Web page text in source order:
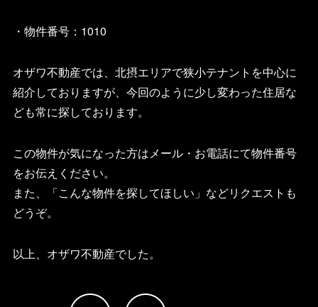
・物件番号： 1010
オザワ不動産では、北摂エリアで狭小テナントを中心に
紹介しておりますが、今回のように少し変わった住居な
ども常に探しております。
この物件が気になった方はメール・お電話にて物件番号
をお伝えください。
また、「こんな物件を探してほしい」などリクエストも
どうぞ。
以上、オザワ不動産でした。